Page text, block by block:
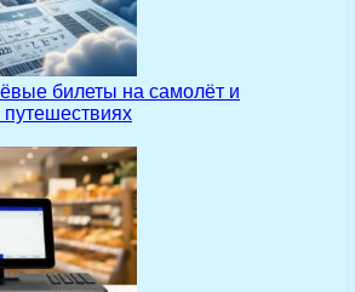
билеты на самолёт и
путешествиях